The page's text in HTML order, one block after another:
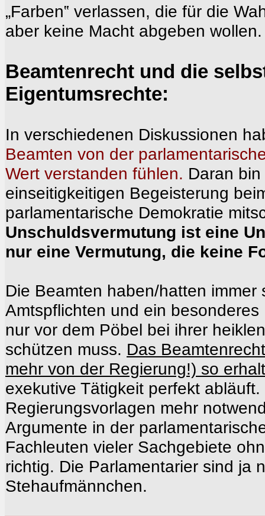
„Farben‟ verlassen, die für die
aber keine Macht abgeben wollen.
Beamtenrecht und die
Eigentumsrechte:
In verschiedenen Diskussionen
Beamten von der
Wert verstanden fühlen. Daran
einseitigkeitigen Begeisterung
parlamentarische Demokratie
Unschuldsvermutung ist eine
nur eine Vermutung, die keine
Die Beamten haben/hatten immer
Amtspflichten und ein
nur vor dem Pöbel bei ihrer
schützen muss. Das
mehr von der Regierung!) so
exekutive Tätigkeit perfekt
Regierungsvorlagen mehr
Argumente in der
Fachleuten vieler Sachgebiete
richtig. Die Parlamentarier sind ja
Stehaufmännchen.